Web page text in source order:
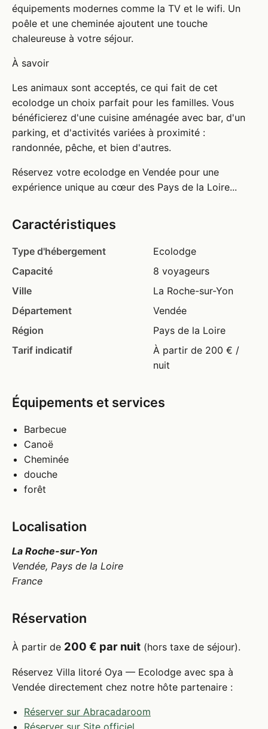
équipements modernes comme la TV et le wifi. Un
poêle et une cheminée ajoutent une touche
chaleureuse à votre séjour.
À savoir
Les animaux sont acceptés, ce qui fait de cet
ecolodge un choix parfait pour les familles. Vous
bénéficierez d'une cuisine aménagée avec bar, d'un
parking, et d'activités variées à proximité :
randonnée, pêche, et bien d'autres.
Réservez votre ecolodge en Vendée pour une
expérience unique au cœur des Pays de la Loire...
Caractéristiques
Type d'hébergement
Ecolodge
Capacité
8 voyageurs
Ville
La Roche-sur-Yon
Département
Vendée
Région
Pays de la Loire
Tarif indicatif
À partir de 200 € /
nuit
Équipements et services
Barbecue
Canoë
Cheminée
douche
forêt
Localisation
La Roche-sur-Yon
Vendée, Pays de la Loire
France
Réservation
À partir de 200 € par nuit (hors taxe de séjour).
Réservez Villa litoré Oya — Ecolodge avec spa à
Vendée directement chez notre hôte partenaire :
Réserver sur Abracadaroom
Réserver sur Site officiel